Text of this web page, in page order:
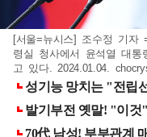
[서울=뉴시스] 조수정 기
령실 청사에서 윤석열 대
고 있다. 2024.01.04.